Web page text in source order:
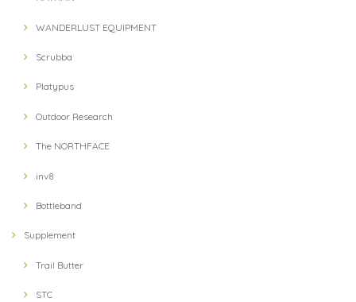
WANDERLUST EQUIPMENT
Scrubba
Platypus
Outdoor Research
The NORTHFACE
inv8
Bottleband
Supplement
Trail Butter
STC